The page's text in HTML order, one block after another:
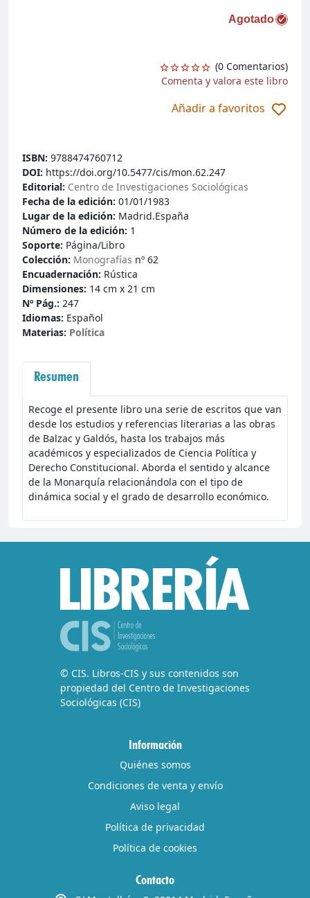
Agotado
(0 Comentarios)
Comenta y valora este libro
Añadir a favoritos
ISBN: 9788474760712
DOI: https://doi.org/10.5477/cis/mon.62.247
Editorial: Centro de Investigaciones Sociológicas
Fecha de la edición: 01/01/1983
Lugar de la edición: Madrid.España
Número de la edición: 1
Soporte: Página/Libro
Colección: Monografías nº 62
Encuadernación: Rústica
Dimensiones: 14 cm x 21 cm
Nº Pág.: 247
Idiomas: Español
Materias: Política
Resumen
Recoge el presente libro una serie de escritos que van
desde los estudios y referencias literarias a las obras
de Balzac y Galdós, hasta los trabajos más
académicos y especializados de Ciencia Política y
Derecho Constitucional. Aborda el sentido y alcance
de la Monarquía relacionándola con el tipo de
dinámica social y el grado de desarrollo económico.
© CIS. Libros-CIS y sus contenidos son
propiedad del Centro de Investigaciones
Sociológicas (CIS)
Información
Quiénes somos
Condiciones de venta y envío
Aviso legal
Política de privacidad
Política de cookies
Contacto